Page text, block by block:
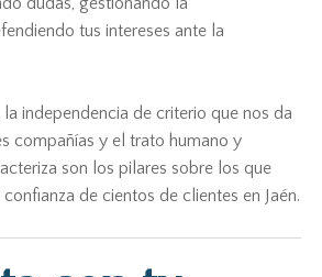
tus intereses ante la
independencia de criterio que nos da
compañías y el trato humano y
son los pilares sobre los que
de cientos de clientes en Jaén.